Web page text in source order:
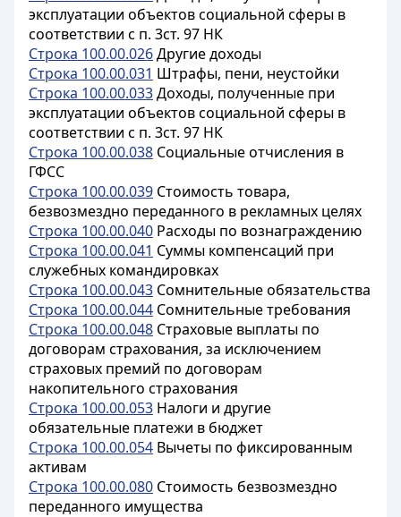
эксплуатации объектов социальной сферы в
соответствии с п. 3ст. 97 НК
Строка 100.00.026Другие доходы
Строка 100.00.031 Штрафы, пени, неустойки
Строка 100.00.033Доходы, полученные при
эксплуатации объектов социальной сферы в
соответствии с п. 3ст. 97 НК
Строка 100.00.038 Социальные отчисления в
ГФСС
Строка 100.00.039 Стоимость товара,
безвозмездно переданного в рекламных целях
Строка 100.00.040 Расходы по вознаграждению
Строка 100.00.041 Суммы компенсаций при
служебных командировках
Строка 100.00.043 Сомнительные обязательства
Строка 100.00.044 Сомнительные требования
Строка 100.00.048 Страховые выплаты по
договорам страхования, за исключением
страховых премий по договорам
накопительного страхования
Строка 100.00.053 Налоги и другие
обязательные платежи в бюджет
Строка 100.00.054 Вычеты по фиксированным
активам
Строка 100.00.080 Стоимость безвозмездно
переданного имущества